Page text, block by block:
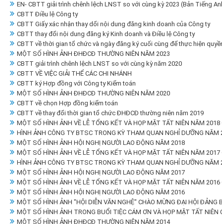
EN- CBTT giải trình chênh lệch LNST so với cùng kỳ 2023 (Bản Tiếng
CBTT Điều lệ Công ty
CBTT Giấy xác nhận thay dổi nội dung đăng kinh doanh của Công ty
CBTT thay đổi nội dung đăng ký Kinh doanh và Điều lệ Công ty
CBTT về thời gian tổ chức và ngày đăng ký cuối cùng để thực hiện
MỘT SỐ HÌNH ẢNH ĐHĐCĐ THƯỜNG NIÊN NĂM 2023
CBTT giải trình chênh lệch LNST so với cùng kỳ năm 2020
CBTT VỀ VIỆC GIẢI THỂ CÁC CHI NHÁNH
CBTT ký Hợp đồng với Công ty Kiểm toán
MỘT SỐ HÌNH ẢNH ĐHĐCĐ THƯỜNG NIÊN NĂM 2020
CBTT về chọn Hợp đồng kiểm toán
CBTT về thay đổi thời gian tổ chức ĐHĐCĐ thường niên năm 2019
MỘT SỐ HÌNH ẢNH VỀ LỄ TỔNG KẾT VÀ HỌP MẶT TẤT NIÊN NĂM
HÌNH ẢNH CÔNG TY BTSC TRONG KỲ THAM QUAN NGHỈ DƯỠNG NĂM
MỘT SỐ HÌNH ẢNH HỘI NGHỊ NGƯỜI LAO ĐỘNG NĂM 2018
MỘT SỐ HÌNH ẢNH VỀ LỄ TỔNG KẾT VÀ HỌP MẶT TẤT NIÊN NĂM
HÌNH ẢNH CÔNG TY BTSC TRONG KỲ THAM QUAN NGHỈ DƯỠNG NĂM
MỘT SỐ HÌNH ẢNH HỘI NGHỊ NGƯỜI LAO ĐỘNG NĂM 2017
MỘT SỐ HÌNH ẢNH VỀ LỄ TỔNG KẾT VÀ HỌP MẶT TẤT NIÊN NĂM
MỘT SỐ HÌNH ẢNH HỘI NGHỊ NGƯỜI LAO ĐỘNG NĂM 2016
MỘT SỐ HÌNH ẢNH "HỘI DIỄN VĂN NGHỆ" CHÀO MỪNG ĐẠI HỘI ĐẢNG
MỘT SỐ HÌNH ẢNH TRONG BUỔI TIỆC CÁM ƠN VÀ HỌP MẶT TẤT NIÊN
MỘT SỐ HÌNH ẢNH ĐHĐCĐ THƯỜNG NIÊN NĂM 2014